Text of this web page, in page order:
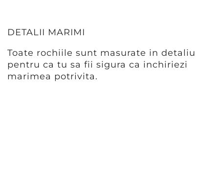
DETALII MARIMI
Toate rochiile sunt masurate in detaliu
pentru ca tu sa fii sigura ca inchiriezi
marimea potrivita.